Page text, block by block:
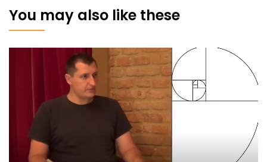
You may also like these